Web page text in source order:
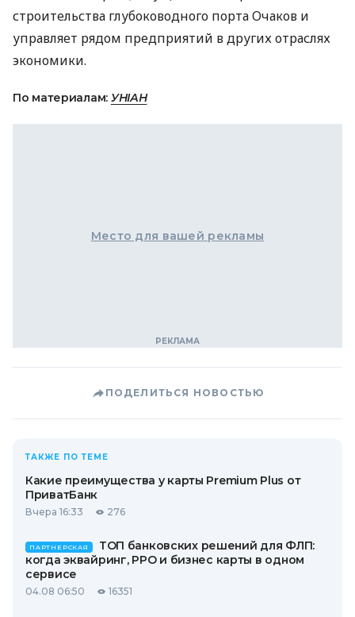
строительства глубоководного порта Очаков и
управляет рядом предприятий в других отраслях
экономики.
По материалам: УНІАН
Место для вашей рекламы
ПОДЕЛИТЬСЯ НОВОСТЬЮ
ТАКЖЕ ПО ТЕМЕ
Какие преимущества у карты Premium Plus от
ПриватБанк
Вчера 16:33 276
ПАРТНЕРСКАЯ
ТОП банковских решений для ФЛП:
когда эквайринг, РРО и бизнес карты в одном
сервисе
04.08 06:50 16351